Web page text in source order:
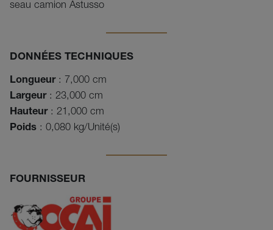
seau camion Astusso
DONNÉES TECHNIQUES
Longueur: 7,000 cm
Largeur: 23,000 cm
Hauteur: 21,000 cm
Poids : 0,080 kg/Unité(s)
FOURNISSEUR